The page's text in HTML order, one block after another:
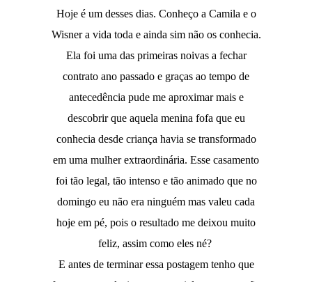
Hoje é um desses dias. Conheço a Camila e o
Wisner a vida toda e ainda sim não os conhecia.
Ela foi uma das primeiras noivas a fechar
contrato ano passado e graças ao tempo de
antecedência pude me aproximar mais e
descobrir que aquela menina fofa que eu
conhecia desde criança havia se transformado
em uma mulher extraordinária. Esse casamento
foi tão legal, tão intenso e tão animado que no
domingo eu não era ninguém mas valeu cada
hoje em pé, pois o resultado me deixou muito
feliz, assim como eles né?
E antes de terminar essa postagem tenho que